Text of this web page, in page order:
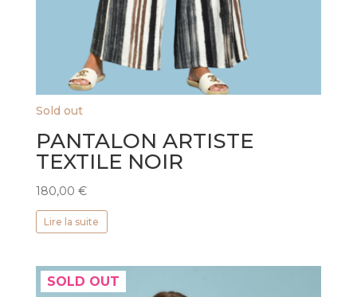
Sold out
PANTALON ARTISTE
TEXTILE NOIR
180,00 €
Lire la suite
SOLD OUT